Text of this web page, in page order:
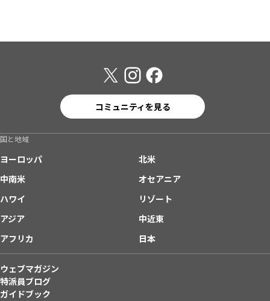
コミュニティを見る
国と地域
ヨーロッパ
北米
中南米
オセアニア
ハワイ
リゾート
アジア
中近東
アフリカ
日本
ウェブマガジン
特派員ブログ
ガイドブック